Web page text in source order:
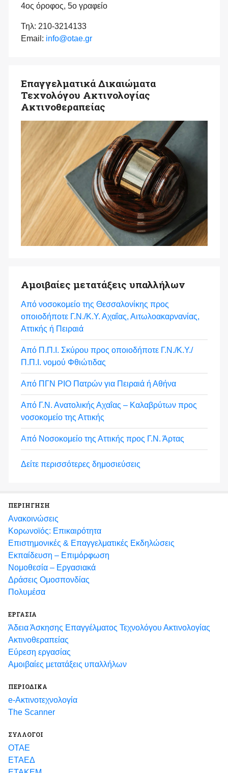
4ος όροφος, 5ο γραφείο
Τηλ: 210-3214133
Email: info@otae.gr
Επαγγελματικά Δικαιώματα
Τεχνολόγου Ακτινολογίας
Ακτινοθεραπείας
Αμοιβαίες μετατάξεις υπαλλήλων
Από νοσοκομείο της Θεσσαλονίκης προς
οποιοδήποτε Γ.Ν./Κ.Υ. Αχαΐας, Αιτωλοακαρνανίας,
Αττικής ή Πειραιά
Από Π.Π.Ι. Σκύρου προς οποιοδήποτε Γ.Ν./Κ.Υ./
Π.Π.Ι. νομού Φθιώτιδας
Από ΠΓΝ ΡΙΟ Πατρών για Πειραιά ή Αθήνα
Από Γ.Ν. Ανατολικής Αχαΐας – Καλαβρύτων προς
νοσοκομείο της Αττικής
Από Νοσοκομείο της Αττικής προς Γ.Ν. Άρτας
Δείτε περισσότερες δημοσιεύσεις
ΠΕΡΙΗΓΗΣΗ
Ανακοινώσεις
Κορωνοϊός: Επικαιρότητα
Eπιστημονικές & Επαγγελματικές Eκδηλώσεις
Εκπαίδευση – Επιμόρφωση
Νομοθεσία – Εργασιακά
Δράσεις Ομοσπονδίας
Πολυμέσα
ΕΡΓΑΣΙΑ
Άδεια Άσκησης Επαγγέλματος Τεχνολόγου Ακτινολογίας
Ακτινοθεραπείας
Εύρεση εργασίας
Αμοιβαίες μετατάξεις υπαλλήλων
ΠΕΡΙΟΔΙΚΑ
e-Ακτινοτεχνολογία
The Scanner
ΣΥΛΛΟΓΟΙ
ΟΤΑΕ
ΕΤΑΕΔ